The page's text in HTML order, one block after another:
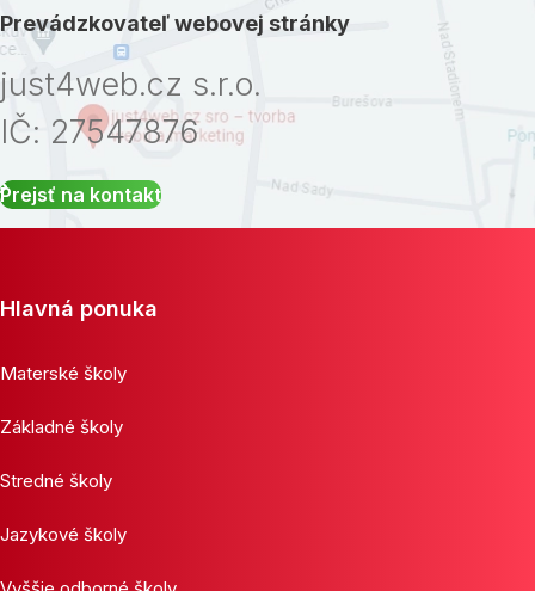
Prevádzkovateľ webovej stránky
just4web.cz s.r.o.
IČ: 27547876
Prejsť na kontakt
Hlavná ponuka
Materské školy
Základné školy
Stredné školy
Jazykové školy